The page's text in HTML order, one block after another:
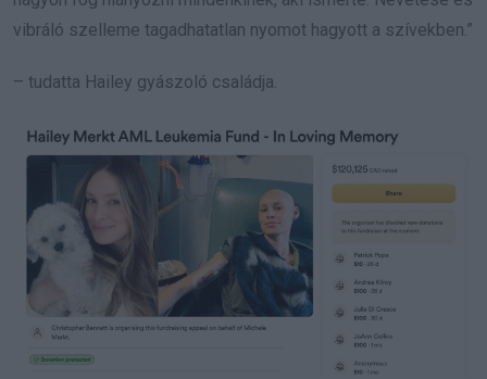
vibráló szelleme tagadhatatlan nyomot hagyott a szívekben.”
– tudatta Hailey gyászoló családja.